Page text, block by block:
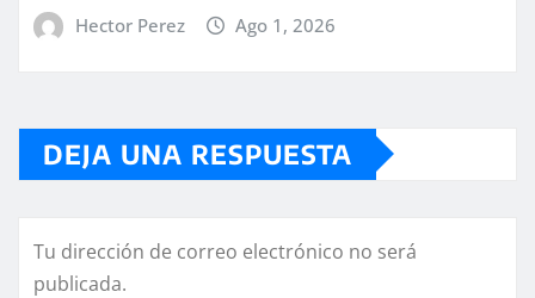
Hector Perez Ago 1, 2026
DEJA UNA RESPUESTA
Tu dirección de correo electrónico no será
publicada.